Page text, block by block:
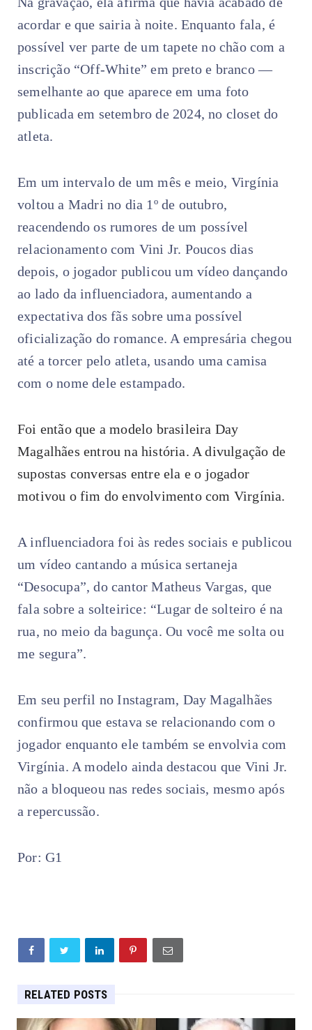
acordar e que sairia à noite. Enquanto fala, é
possível ver parte de um tapete no chão com a
inscrição “Off-White” em preto e branco —
semelhante ao que aparece em uma foto
publicada em setembro de 2024, no closet do
atleta.
Em um intervalo de um mês e meio, Virgínia
voltou a Madri no dia 1º de outubro,
reacendendo os rumores de um possível
relacionamento com Vini Jr. Poucos dias
depois, o jogador publicou um vídeo dançando
ao lado da influenciadora, aumentando a
expectativa dos fãs sobre uma possível
oficialização do romance. A empresária chegou
até a torcer pelo atleta, usando uma camisa
com o nome dele estampado.
Foi então que a modelo brasileira Day
Magalhães entrou na história. A divulgação de
supostas conversas entre ela e o jogador
motivou o fim do envolvimento com Virgínia.
A influenciadora foi às redes sociais e publicou
um vídeo cantando a música sertaneja
“Desocupa”, do cantor Matheus Vargas, que
fala sobre a solteirice: “Lugar de solteiro é na
rua, no meio da bagunça. Ou você me solta ou
me segura”.
Em seu perfil no Instagram, Day Magalhães
confirmou que estava se relacionando com o
jogador enquanto ele também se envolvia com
Virgínia. A modelo ainda destacou que Vini Jr.
não a bloqueou nas redes sociais, mesmo após
a repercussão.
Por: G1
RELATED POSTS